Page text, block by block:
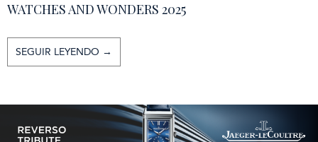
WATCHES AND WONDERS 2025
SEGUIR LEYENDO →